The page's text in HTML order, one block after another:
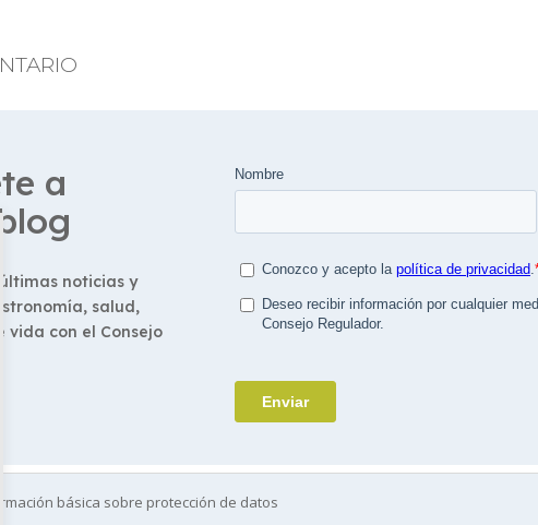
a
noticias y
salud,
vida con el Consejo
básica sobre protección de datos